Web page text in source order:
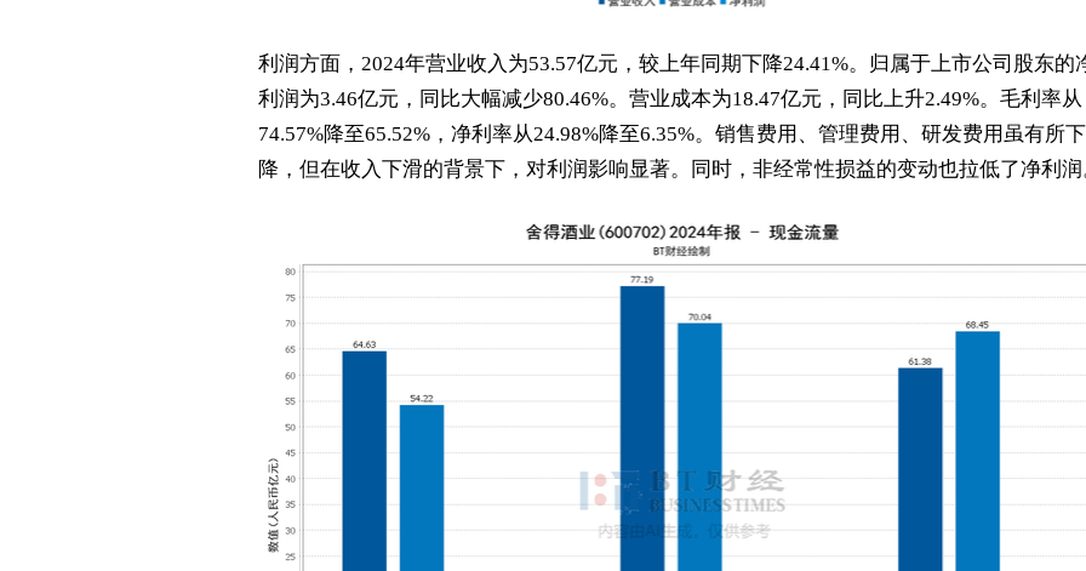
利润方面，2024年营业收入为53.57亿元，较上年同期下降24.41%。归属于上市公司股东的
利润为3.46亿元，同比大幅减少80.46%。营业成本为18.47亿元，同比上升2.49%。毛利率从
74.57%降至65.52%，净利率从24.98%降至6.35%。销售费用、管理费用、研发费用虽有所下
降，但在收入下滑的背景下，对利润影响显著。同时，非经常性损益的变动也拉低了净利